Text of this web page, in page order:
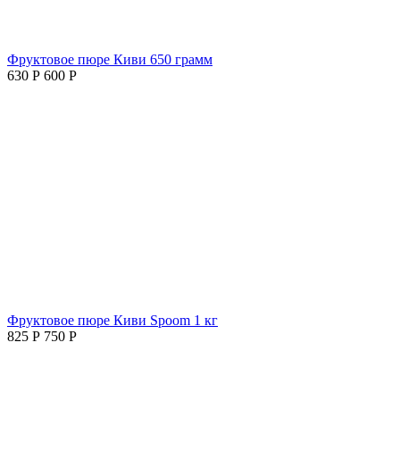
Фруктовое пюре Киви 650 грамм
630 Р 600 Р
Фруктовое пюре Киви Spoom 1 кг
825 Р 750 Р